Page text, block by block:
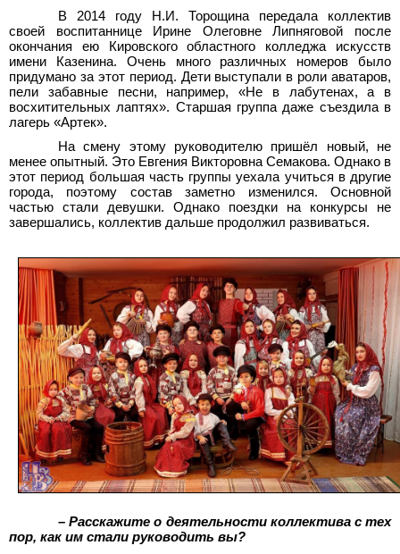
В 2014 году Н.И. Торощина передала коллектив
своей воспитаннице Ирине Олеговне Липняговой после
окончания ею Кировского областного колледжа искусств
имени Казенина. Очень много различных номеров было
придумано за этот период. Дети выступали в роли аватаров,
пели забавные песни, например, «Не в лабутенах, а в
восхитительных лаптях». Старшая группа даже съездила в
лагерь «Артек».
На смену этому руководителю пришёл новый, не
менее опытный. Это Евгения Викторовна Семакова. Однако в
этот период большая часть группы уехала учиться в другие
города, поэтому состав заметно изменился. Основной
частью стали девушки. Однако поездки на конкурсы не
завершались, коллектив дальше продолжил развиваться.
– Расскажите о деятельности коллектива с тех
пор, как им стали руководить вы?